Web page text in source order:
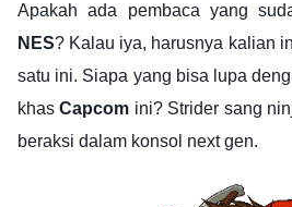
Apakah ada pembaca yang
NES? Kalau iya, harusnya kalian
satu ini. Siapa yang bisa lupa
khasCapcom ini? Strider sang
beraksi dalam konsol next gen.